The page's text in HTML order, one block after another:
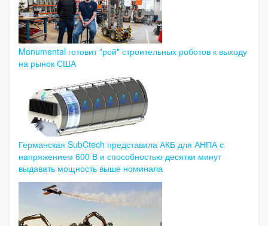
Monumental готовит "рой" строительных роботов к выходу
на рынок США
Германская SubCtech представила АКБ для АНПА с
напряжением 600 В и способностью десятки минут
выдавать мощность выше номинала